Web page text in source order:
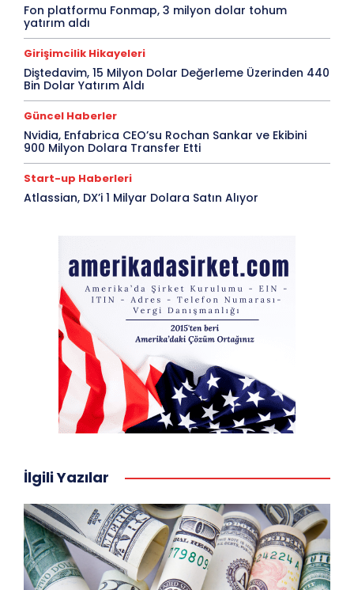
Fon platformu Fonmap, 3 milyon dolar tohum
yatırım aldı
Girişimcilik Hikayeleri
Diştedavim, 15 Milyon Dolar Değerleme Üzerinden 440
Bin Dolar Yatırım Aldı
Güncel Haberler
Nvidia, Enfabrica CEO’su Rochan Sankar ve Ekibini
900 Milyon Dolara Transfer Etti
Start-up Haberleri
Atlassian, DX’i 1 Milyar Dolara Satın Alıyor
İlgili Yazılar